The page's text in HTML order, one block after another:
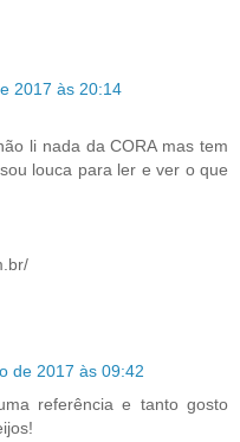
2017 às 20:14
li nada da CORA mas tem
louca para ler e ver o que
de 2017 às 09:42
referência e tanto gosto